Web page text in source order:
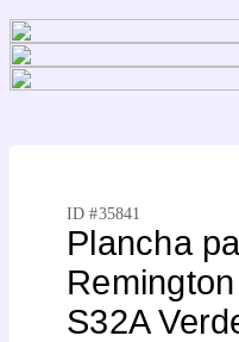
ID #35841
Plancha
S32A